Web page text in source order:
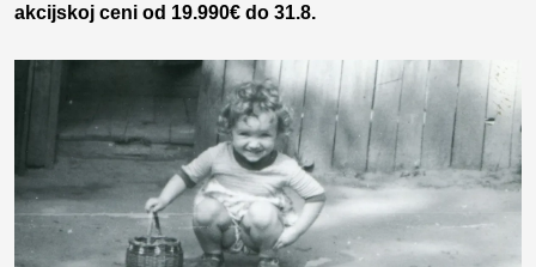
akcijskoj ceni od 19.990€ do 31.8.